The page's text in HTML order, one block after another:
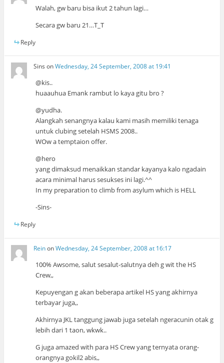
Walah, gw baru bisa ikut 2 tahun lagi…
Secara gw baru 21…T_T
Reply
Sins onWednesday, 24 September, 2008 at 19:41
@kis..
huaauhua Emank rambut lo kaya gitu bro ?
@yudha.
Alangkah senangnya kalau kami masih memiliki tenaga
untuk clubing setelah HSMS 2008..
WOw a temptaion offer.
@hero
yang dimaksud menaikkan standar kayanya kalo ngadain
acara minimal harus sesukses ini lagi.^^
In my preparation to climb from asylum which is HELL
-Sins-
Reply
ReinonWednesday, 24 September, 2008 at 16:17
100% Awsome, salut sesalut-salutnya deh g wit the HS
Crew,,
Kepuyengan g akan beberapa artikel HS yang akhirnya
terbayar juga,,
Akhirnya JKL tanggung jawab juga setelah ngeracunin otak g
lebih dari 1 taon, wkwk..
G juga amazed with para HS Crew yang ternyata orang-
orangnya gokil2 abis,,